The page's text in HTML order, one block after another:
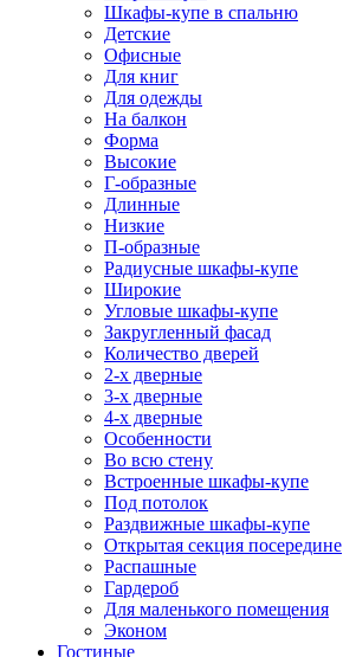
Шкафы-купе в спальню
Детские
Офисные
Для книг
Для одежды
На балкон
Форма
Высокие
Г-образные
Длинные
Низкие
П-образные
Радиусные шкафы-купе
Широкие
Угловые шкафы-купе
Закругленный фасад
Количество дверей
2-х дверные
3-х дверные
4-х дверные
Особенности
Во всю стену
Встроенные шкафы-купе
Под потолок
Раздвижные шкафы-купе
Открытая секция посередине
Распашные
Гардероб
Для маленького помещения
Эконом
Гостиные